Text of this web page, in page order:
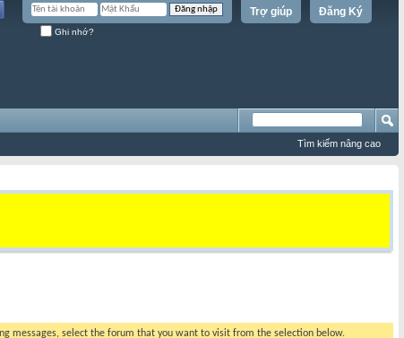
Đăng Ký
Trợ giúp
Ghi nhớ?
Tìm kiếm nâng cao
messages, select the forum that you want to visit from the selection below.